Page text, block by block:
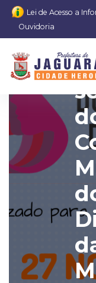
Lei de Acesso a
Ouvidoria